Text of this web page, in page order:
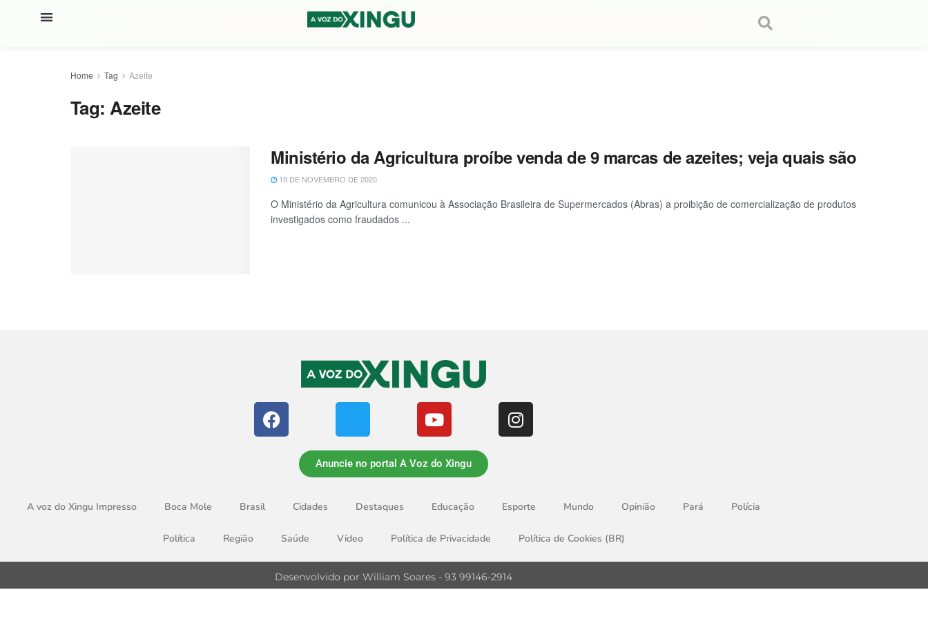
Home Tag Azeite
Tag:Azeite
Ministério da Agricultura proíbe venda de 9 marcas de azeites; veja quais são
19 DE NOVEMBRO DE 2020
O Ministério da Agricultura comunicou à Associação Brasileira de Supermercados (Abras) a proibição de comercialização de produtos
investigados como fraudados ...
Anuncie no portal A Voz do Xingu
A voz do Xingu Impresso Boca Mole Brasil Cidades Destaques Educação Esporte Mundo Opinião Pará Polícia
Política Região Saúde Vídeo Política de Privacidade Política de Cookies (BR)
Desenvolvido por William Soares - 93 99146-2914